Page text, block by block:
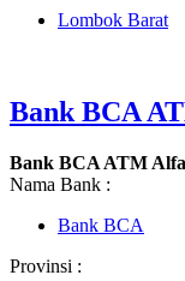
Lombok Barat
Bank BCA
Bank BCA ATM
Nama Bank :
Bank BCA
Provinsi :